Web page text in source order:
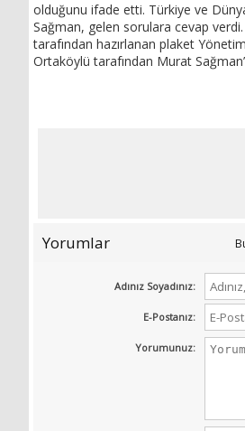
olduğunu ifade etti. Türkiye ve
Sağman, gelen sorulara cevap
tarafından hazırlanan plaket
Ortaköylü tarafından Murat
Yorumlar
Adınız Soyadınız:
E-Postanız:
Yorumunuz: